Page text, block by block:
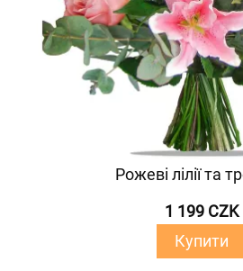
Рожеві лілії та
1 199 CZK
Купити